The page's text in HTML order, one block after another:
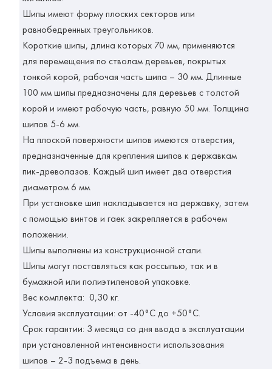
Шипы имеют форму плоских секторов или
равнобедренных треугольников.
Короткие шипы, длина которых 70 мм, применяются
для перемещения по стволам деревьев, покрытых
тонкой корой, рабочая часть шипа – 30 мм. Длинные
100 мм шипы предназначены для деревьев с толстой
корой и имеют рабочую часть, равную 50 мм. Толщина
шипов 5-6 мм.
На плоской поверхности шипов имеются отверстия,
предназначенные для крепления шипов к державкам
пик-древолазов. Каждый шип имеет два отверстия
диаметром 6 мм.
При установке шип накладывается на державку, затем
с помощью винтов и гаек закрепляется в рабочем
положении.
Шипы выполнены из конструкционной стали.
Шипы могут поставляться как россыпью, так и в
бумажной или полиэтиленовой упаковке.
Вес комплекта: 0,30 кг.
Условия эксплуатации: от -40°С до +50°С.
Срок гарантии: 3 месяца со дня ввода в эксплуатации
при установленной интенсивности использования
шипов – 2-3 подъема в день.